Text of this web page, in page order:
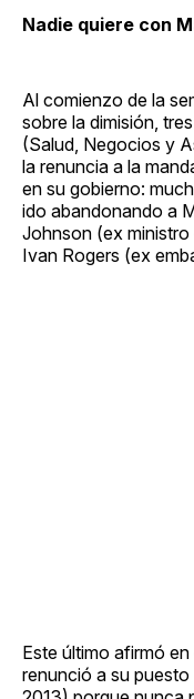
Nadie quiere con
Al comienzo de la
sobre la dimisión,
(Salud, Negocios y
la renuncia a la
en su gobierno:
ido abandonando a
Johnson (ex
Ivan Rogers (ex
Este último afirmó
renunció a su